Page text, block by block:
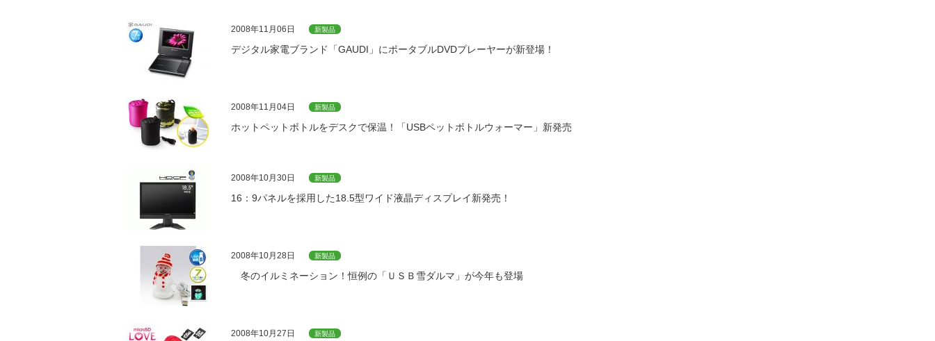
2008年11月06日 新製品
デジタル家電ブランド「GAUDI」にポータブルDVDプレーヤーが新登場！
2008年11月04日 新製品
ホットペットボトルをデスクで保温！「USBペットボトルウォーマー」新発売
2008年10月30日 新製品
16：9パネルを採用した18.5型ワイド液晶ディスプレイ新発売！
2008年10月28日 新製品
冬のイルミネーション！恒例の「ＵＳＢ雪ダルマ」が今年も登場
2008年10月27日 新製品